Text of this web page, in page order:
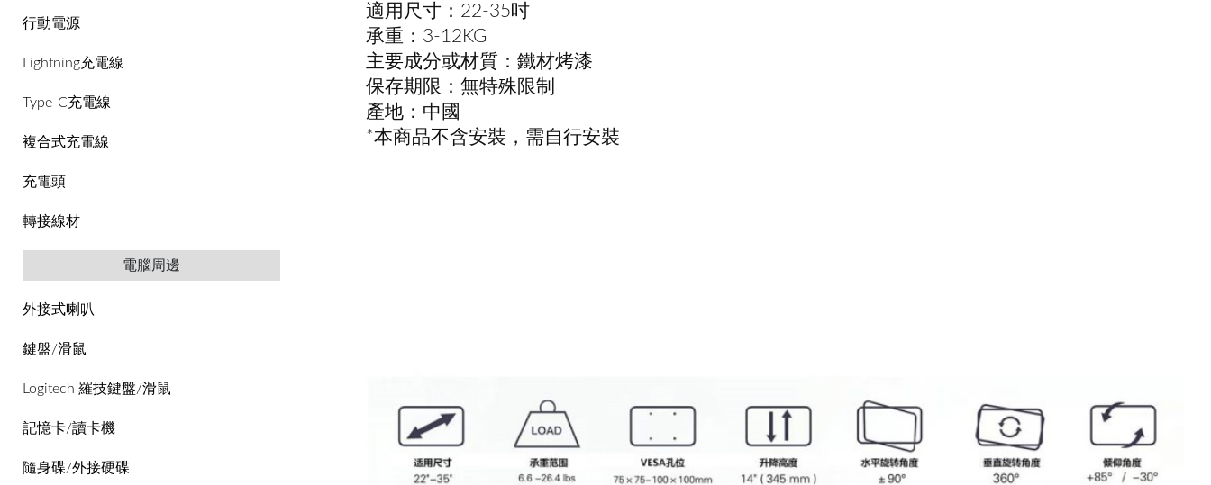
行動電源
Lightning充電線
Type-C充電線
複合式充電線
充電頭
轉接線材
電腦周邊
外接式喇叭
鍵盤/滑鼠
Logitech 羅技鍵盤/滑鼠
記憶卡/讀卡機
隨身碟/外接硬碟
適用尺寸：22-35吋
承重：3-12KG
主要成分或材質：鐵材烤漆
保存期限：無特殊限制
產地：中國
*本商品不含安裝，需自行安裝